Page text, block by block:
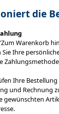
die
Warenkorb
Ihre
Ihre
und Rechnung
gewünschten